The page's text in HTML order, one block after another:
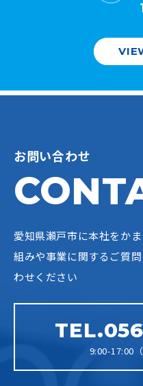
お問い合わせ
愛知県瀬戸市に本社をか
組みや事業に関するご質
わせください
9:00-17:00